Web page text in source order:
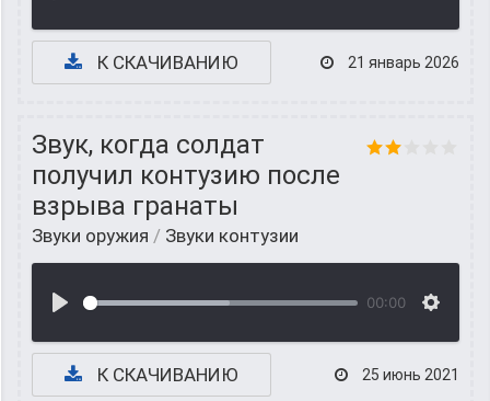
К СКАЧИВАНИЮ 21 январь 2026
Звук, когда солдат
получил контузию после
взрыва гранаты
Звуки оружия / Звуки контузии
00:00
К СКАЧИВАНИЮ 25 июнь 2021